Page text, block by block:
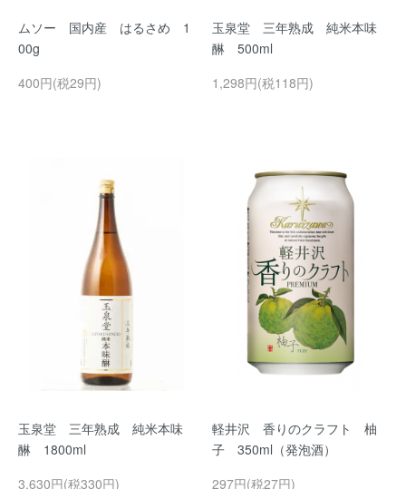
ムソー 国内産 はるさめ 1
00g
400円(税29円)
玉泉堂 三年熟成 純米本味
醂 500ml
1,298円(税118円)
玉泉堂 三年熟成 純米本味
醂 1800ml
3,630円(税330円)
軽井沢 香りのクラフト 柚
子 350ml（発泡酒）
297円(税27円)